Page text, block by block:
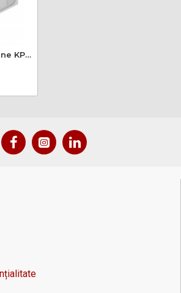
Comutator presiune KPI35, -0.2-8 bar, G 1/2, IP30, Histerezis: 0.4-1.5 bar